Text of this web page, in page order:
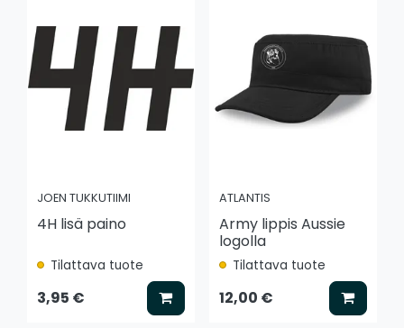
JOEN TUKKUTIIMI
4H lisä paino
Tilattava tuote
3,95 € Lisää koriin
ATLANTIS
Army lippis Aussie
logolla
Tilattava tuote
12,00 € Lisää